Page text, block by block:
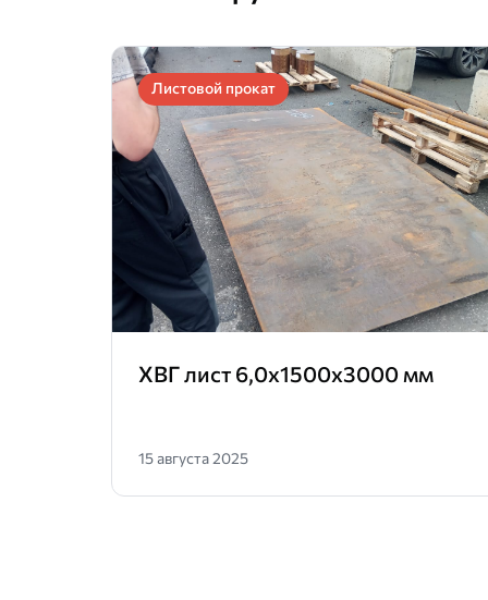
Листовой прокат
ХВГ лист 6,0х1500х3000 мм
15 августа 2025